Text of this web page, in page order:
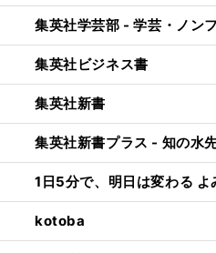
集英社学芸部 - 学芸・ノン
集英社ビジネス書
集英社新書
集英社新書プラス - 知の水
1日5分で、明日は変わる
kotoba